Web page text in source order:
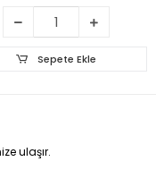
Sepete Ekle
ulaşır.